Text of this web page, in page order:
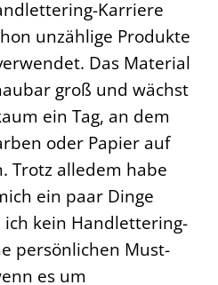
Karriere
unzählige Produkte
Das Material
groß und wächst
ein Tag, an dem
oder Papier auf
Trotz alledem habe
ein paar Dinge
kein Handlettering-
persönlichen Must-
es um